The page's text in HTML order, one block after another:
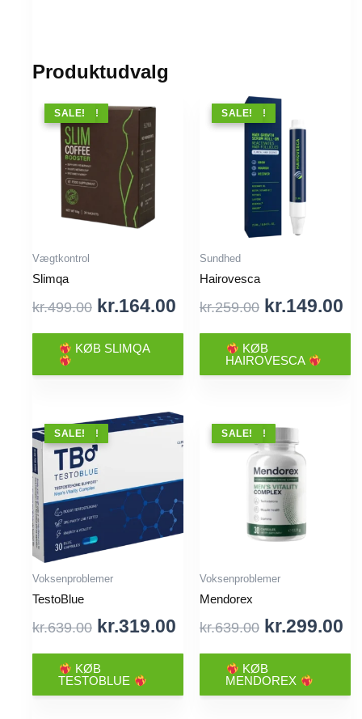
Produktudvalg
TILBUD !
SALE!
Vægtkontrol
Slimqa
kr.499.00 Original
price
was:
kr.499.00.
kr.164.00 Current
price
kr.164.00.
KØB SLIMQA
TILBUD !
SALE!
Sundhed
Hairovesca
kr.259.00 Original
price
was:
kr.259.00.
kr.149.00
KØB
HAIROVESCA
TILBUD !
SALE!
Voksenproblemer
TestoBlue
kr.639.00 Original
price
was:
kr.639.00.
kr.319.00 Current
price
kr.319.00.
KØB
TESTOBLUE
TILBUD !
SALE!
Voksenproblemer
Mendorex
kr.639.00 Original
price
was:
kr.639.00.
kr.299.00
KØB
MENDOREX